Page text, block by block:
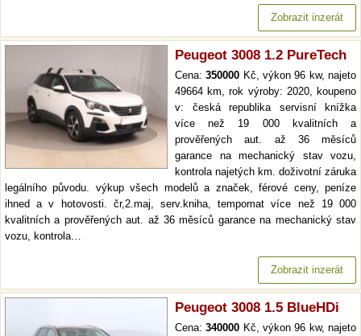
Zobrazit inzerát
Peugeot 3008 1.2 PureTech
Cena:350000 Kč, výkon 96 kw, najeto
49664 km, rok výroby: 2020, koupeno
v: česká republika servisní knížka
více než 19 000 kvalitních a
prověřených aut. až 36 měsíců
garance na mechanický stav vozu,
kontrola najetých km. doživotní záruka
legálního původu. výkup všech modelů a značek, férové ceny, peníze
ihned a v hotovosti. čr,2.maj, serv.kniha, tempomat více než 19 000
kvalitních a prověřených aut. až 36 měsíců garance na mechanický stav
vozu, kontrola…
Zobrazit inzerát
Peugeot 3008 1.5 BlueHDi
Cena:340000 Kč, výkon 96 kw, najeto